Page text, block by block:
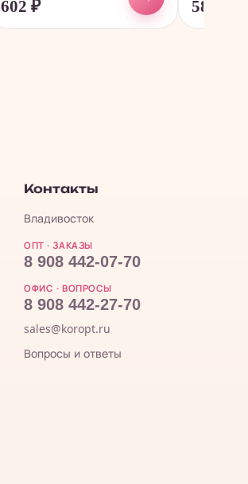
602 ₽ 589
Контакты
Владивосток
ОПТ · ЗАКАЗЫ
8 908 442-07-70
ОФИС · ВОПРОСЫ
8 908 442-27-70
sales@koropt.ru
Вопросы и ответы